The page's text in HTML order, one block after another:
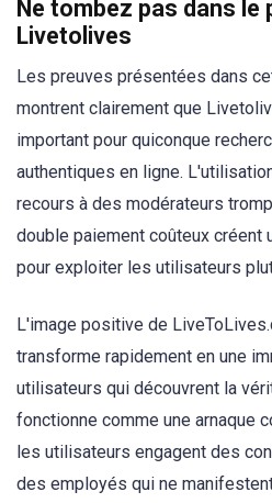
Ne tombez pas dans le
Livetolives
Les preuves présentées dans
montrent clairement que
important pour quiconque
authentiques en ligne.
recours à des modérateurs
double paiement coûteux créent
pour exploiter les utilisateurs
L'image positive de
transforme rapidement en une
utilisateurs qui découvrent la
fonctionne comme une arnaque
les utilisateurs engagent des
des employés qui ne